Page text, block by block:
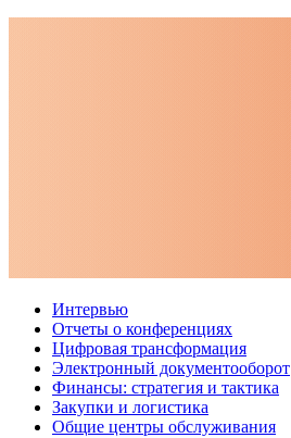
Интервью
Отчеты о конференциях
Цифровая трансформация
Электронный документооборот
Финансы: стратегия и тактика
Закупки и логистика
Общие центры обслуживания